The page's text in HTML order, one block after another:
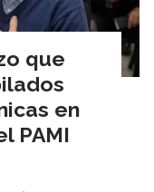
que
en
PAMI